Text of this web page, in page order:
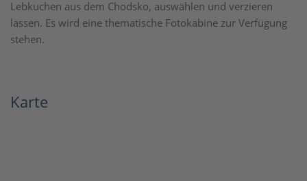
Lebkuchen aus dem Chodsko, auswählen und verzieren
lassen. Es wird eine thematische Fotokabine zur Verfügung
stehen.
Karte